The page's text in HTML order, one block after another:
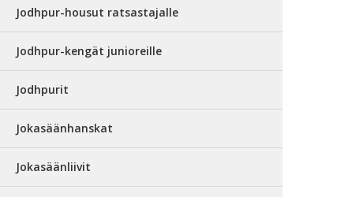
Jodhpur-housut ratsastajalle
Jodhpur-kengät junioreille
Jodhpurit
Jokasäänhanskat
Jokasäänliivit